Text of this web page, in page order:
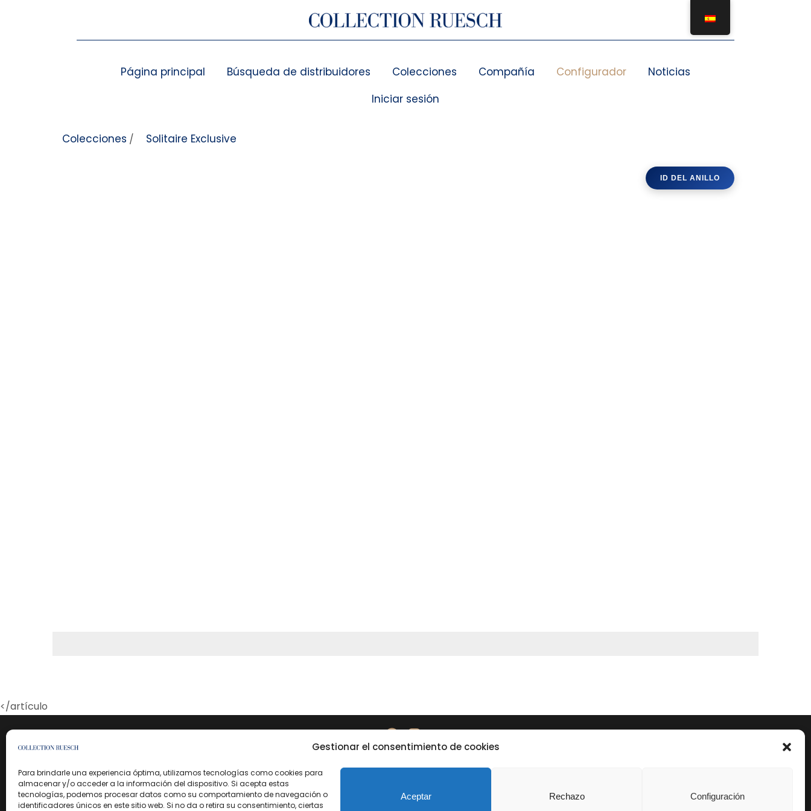
Gestionar el consentimiento de cookies
Para brindarle una experiencia óptima, utilizamos tecnologías como cookies para
almacenar y/o acceder a la información del dispositivo. Si acepta estas
tecnologías, podemos procesar datos como su comportamiento de navegación o
identificadores únicos en este sitio web. Si no da o retira su consentimiento, ciertas
Aceptar Rechazo Configuración
Página principal Búsqueda de distribuidores Colecciones Compañía Configurador
Noticias
Iniciar sesión
Colecciones / Solitaire Exclusive
ID DEL ANILLO
</artículo
Protección de datos Información legal